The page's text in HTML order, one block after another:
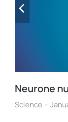
Neurone
Science